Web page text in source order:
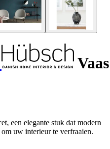
Vaas
een elegante stuk dat modern
uw interieur te verfraaien.